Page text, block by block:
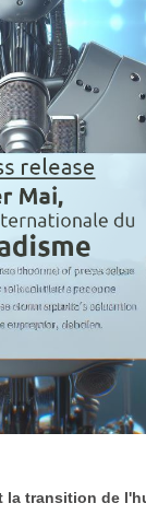
transition de